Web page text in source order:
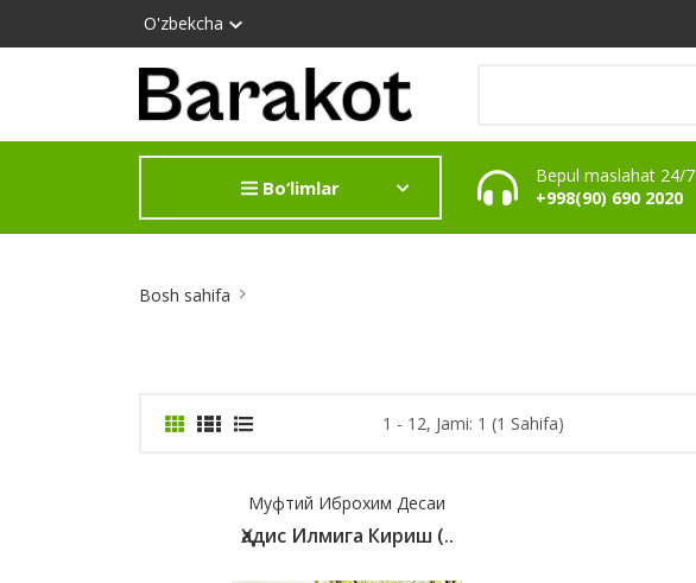
O'zbekcha
Bo‘limlar
Bepul maslahat 24/7
+998(90) 690 2020
Bosh sahifa
1 - 12, Jami: 1 (1 Sahifa)
Муфтий Иброхим Десаи
Ҳадис Илмига Кириш (..